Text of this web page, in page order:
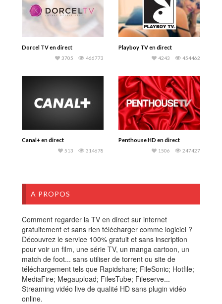
Dorcel TV en direct
466773
3705
Playboy TV en direct
454462
4243
Canal+ en direct
314678
513
Penthouse HD en direct
247427
1506
A PROPOS
Comment regarder la TV en direct sur internet
gratuitement et sans rien télécharger comme logiciel ?
Découvrez le service 100% gratuit et sans inscription
pour voir un film, une série TV, un manga cartoon, un
match de foot... sans utiliser de torrent ou site de
téléchargement tels que Rapidshare; FileSonic; Hotfile;
MediaFire; Megaupload; FilesTube; Fileserve...
Streaming vidéo live de qualité HD sans plugin vidéo
online.